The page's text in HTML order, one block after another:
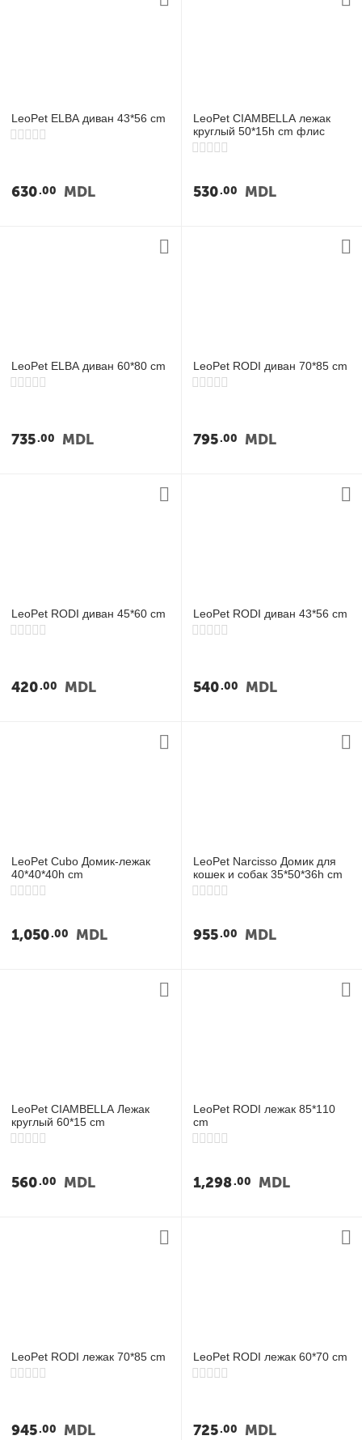
LeoPet ELBA диван 43*56 cm
630 00 MDL
LeoPet CIAMBELLA лежак
круглый 50*15h cm флис
530 00 MDL
LeoPet ELBA диван 60*80 cm
735 00 MDL
LeoPet RODI диван 70*85 cm
795 00 MDL
LeoPet RODI диван 45*60 cm
420 00 MDL
LeoPet RODI диван 43*56 cm
540 00 MDL
LeoPet Cubo Домик-лежак
40*40*40h cm
1,050 00 MDL
LeoPet Narcisso Домик для
кошек и собак 35*50*36h cm
955 00 MDL
LeoPet CIAMBELLA Лежак
круглый 60*15 cm
560 00 MDL
LeoPet RODI лежак 85*110
cm
1,298 00 MDL
LeoPet RODI лежак 70*85 cm
945 00 MDL
LeoPet RODI лежак 60*70 cm
725 00 MDL